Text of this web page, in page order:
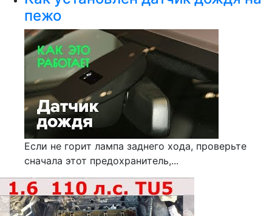
пежо
Если не горит лампа заднего хода, проверьте
сначала этот предохранитель,...